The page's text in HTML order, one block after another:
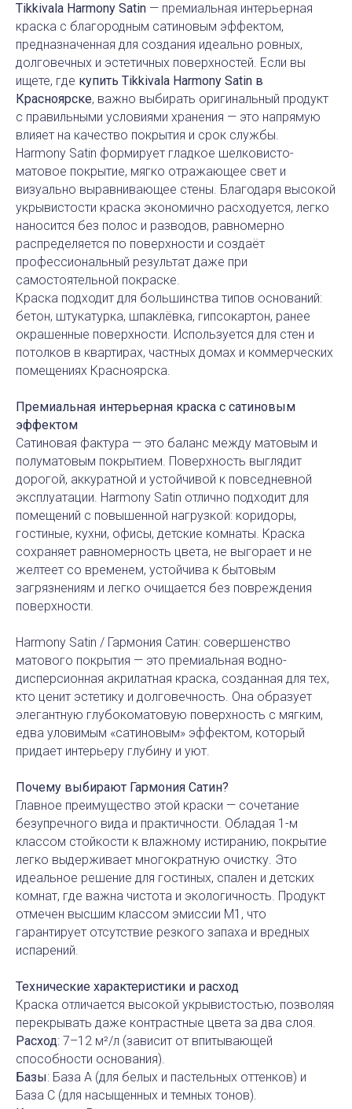
Tikkivala Harmony Satin — премиальная интерьерная
краска с благородным сатиновым эффектом,
предназначенная для создания идеально ровных,
долговечных и эстетичных поверхностей. Если вы
ищете, где купить Tikkivala Harmony Satin в
Красноярске, важно выбирать оригинальный продукт
с правильными условиями хранения — это напрямую
влияет на качество покрытия и срок службы.
Harmony Satin формирует гладкое шелковисто-
матовое покрытие, мягко отражающее свет и
визуально выравнивающее стены. Благодаря высокой
укрывистости краска экономично расходуется, легко
наносится без полос и разводов, равномерно
распределяется по поверхности и создаёт
профессиональный результат даже при
самостоятельной покраске.
Краска подходит для большинства типов оснований:
бетон, штукатурка, шпаклёвка, гипсокартон, ранее
окрашенные поверхности. Используется для стен и
потолков в квартирах, частных домах и коммерческих
помещениях Красноярска.
Премиальная интерьерная краска с сатиновым
эффектом
Сатиновая фактура — это баланс между матовым и
полуматовым покрытием. Поверхность выглядит
дорогой, аккуратной и устойчивой к повседневной
эксплуатации. Harmony Satin отлично подходит для
помещений с повышенной нагрузкой: коридоры,
гостиные, кухни, офисы, детские комнаты. Краска
сохраняет равномерность цвета, не выгорает и не
желтеет со временем, устойчива к бытовым
загрязнениям и легко очищается без повреждения
поверхности.
Harmony Satin / Гармония Сатин: совершенство
матового покрытия — это премиальная водно-
дисперсионная акрилатная краска, созданная для тех,
кто ценит эстетику и долговечность. Она образует
элегантную глубокоматовую поверхность с мягким,
едва уловимым «сатиновым» эффектом, который
придает интерьеру глубину и уют.
Почему выбирают Гармония Сатин?
Главное преимущество этой краски — сочетание
безупречного вида и практичности. Обладая 1-м
классом стойкости к влажному истиранию, покрытие
легко выдерживает многократную очистку. Это
идеальное решение для гостиных, спален и детских
комнат, где важна чистота и экологичность. Продукт
отмечен высшим классом эмиссии M1, что
гарантирует отсутствие резкого запаха и вредных
испарений.
Технические характеристики и расход
Краска отличается высокой укрывистостью, позволяя
перекрывать даже контрастные цвета за два слоя.
Расход: 7–12 м²/л (зависит от впитывающей
способности основания).
Базы: База А (для белых и пастельных оттенков) и
База С (для насыщенных и темных тонов).